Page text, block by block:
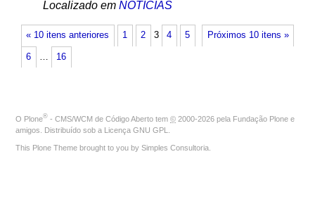
Localizado em NOTÍCIAS
« 10 itens anteriores Próximos 10 itens »
1 2 3 4 5
6 … 16
O Plone® - CMS/WCM de Código Aberto tem © 2000-2026 pela Fundação Plone e
amigos. Distribuído sob a Licença GNU GPL
This Plone Theme brought to you by Simples Consultoria